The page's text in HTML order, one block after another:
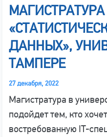
ДАННЫХ»,
ТАМПЕРЕ
27 декабря, 2022
Магистратура в
подойдет тем, кто
востребованную IT-